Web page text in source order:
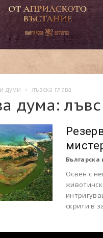
думи лъвска глава
дума:
Българска
Освен с
скрити в